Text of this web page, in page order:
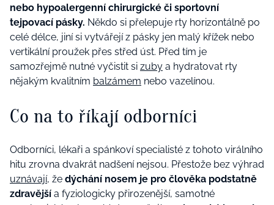
nebo hypoalergenní chirurgické či sportovní
tejpovací pásky. Někdo si přelepuje rty horizontálně po
celé délce, jiní si vytvářejí z pásky jen malý křížek nebo
vertikální proužek přes střed úst. Před tím je
samozřejmě nutné vyčistit si zuby a hydratovat rty
nějakým kvalitním balzámem nebo vazelínou.
Co na to říkají odborníci
Odborníci, lékaři a spánkoví specialisté z tohoto virálního
hitu zrovna dvakrát nadšení nejsou. Přestože bez výhrad
uznávají, že dýchání nosem je pro člověka podstatně
zdravější a fyziologicky přirozenější, samotné